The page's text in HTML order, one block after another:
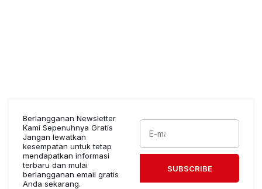
Berlangganan Newsletter
Kami Sepenuhnya Gratis
Jangan lewatkan
kesempatan untuk tetap
mendapatkan informasi
terbaru dan mulai
berlangganan email gratis
Anda sekarang.
SUBSCRIBE